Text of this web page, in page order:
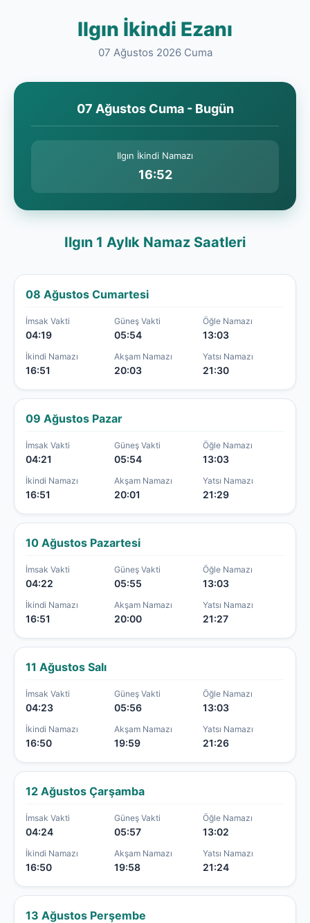
Ilgın İkindi Ezanı
07 Ağustos 2026 Cuma
07 Ağustos Cuma - Bugün
Ilgın İkindi Namazı
16:52
Ilgın 1 Aylık Namaz Saatleri
08 Ağustos Cumartesi
İmsak Vakti
04:19
Güneş Vakti
05:54
Öğle Namazı
13:03
İkindi Namazı
16:51
Akşam Namazı
20:03
Yatsı Namazı
21:30
09 Ağustos Pazar
İmsak Vakti
04:21
Güneş Vakti
05:54
Öğle Namazı
13:03
İkindi Namazı
16:51
Akşam Namazı
20:01
Yatsı Namazı
21:29
10 Ağustos Pazartesi
İmsak Vakti
04:22
Güneş Vakti
05:55
Öğle Namazı
13:03
İkindi Namazı
16:51
Akşam Namazı
20:00
Yatsı Namazı
21:27
11 Ağustos Salı
İmsak Vakti
04:23
Güneş Vakti
05:56
Öğle Namazı
13:03
İkindi Namazı
16:50
Akşam Namazı
19:59
Yatsı Namazı
21:26
12 Ağustos Çarşamba
İmsak Vakti
04:24
Güneş Vakti
05:57
Öğle Namazı
13:02
İkindi Namazı
16:50
Akşam Namazı
19:58
Yatsı Namazı
21:24
13 Ağustos Perşembe